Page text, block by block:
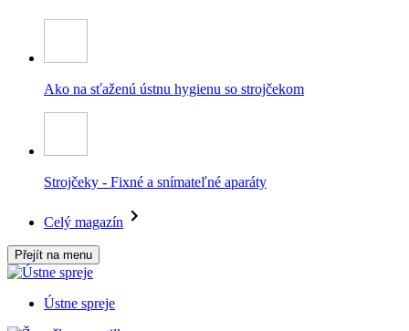
Ako na sťaženú ústnu hygienu so strojčekom
Strojčeky - Fixné a snímateľné aparáty
Celý magazín
Přejít na menu
Ústne spreje